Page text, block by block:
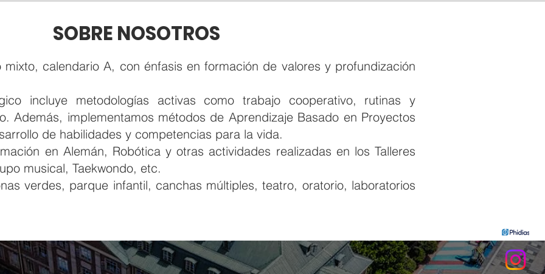
SOBRE NOSOTROS
mixto, calendario A, con énfasis en formación de valores y profundización
incluye metodologías activas como trabajo cooperativo, rutinas y
Además, implementamos métodos de Aprendizaje Basado en Proyectos
de habilidades y competencias para la vida.
en Alemán, Robótica y otras actividades realizadas en los Talleres
musical, Taekwondo, etc.
verdes, parque infantil, canchas múltiples, teatro, oratorio, laboratorios